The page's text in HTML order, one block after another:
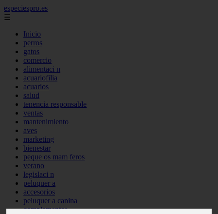
especiespro.es
☰
Inicio
perros
gatos
comercio
alimentaci n
acuariofilia
acuarios
salud
tenencia responsable
ventas
mantenimiento
aves
marketing
bienestar
peque os mam feros
verano
legislaci n
peluquer a
accesorios
peluquer a canina
complementos